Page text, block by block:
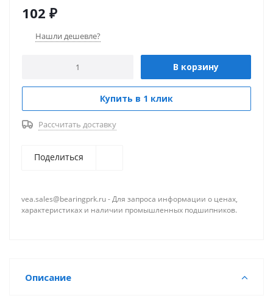
102 ₽
Нашли дешевле?
В корзину
Купить в 1 клик
Рассчитать доставку
Поделиться
vea.sales@bearingprk.ru - Для запроса информации о ценах,
характеристиках и наличии промышленных подшипников.
Описание